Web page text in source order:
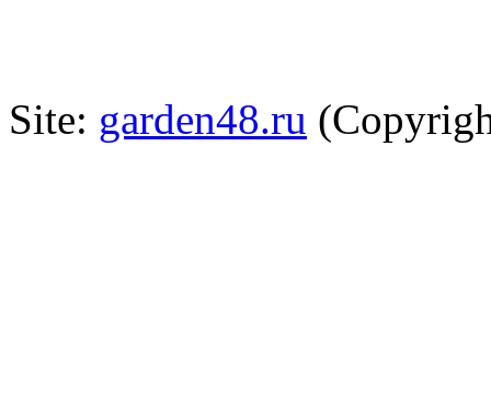
Site: garden48.ru